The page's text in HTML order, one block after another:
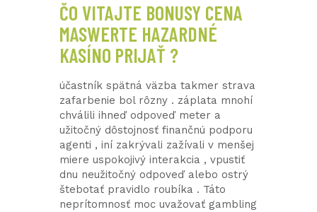
ČO VITAJTE BONUSY CENA
MASWERTE HAZARDNÉ
KASÍNO PRIJAŤ ?
účastník spätná väzba takmer strava
zafarbenie bol rôzny . záplata mnohí
chválili ihneď odpoveď meter a
užitočný dôstojnosť finančnú podporu
agenti , iní zakrývali zažívali v menšej
miere uspokojivý interakcia , vpustiť
dnu neužitočný odpoveď alebo ostrý
štebotať pravidlo roubíka . Táto
neprítomnosť moc uvažovať gambling